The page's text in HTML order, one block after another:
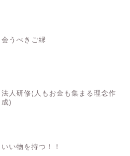
会うべきご縁
法人研修(人もお金も集まる理念作
成)
いい物を持つ！！